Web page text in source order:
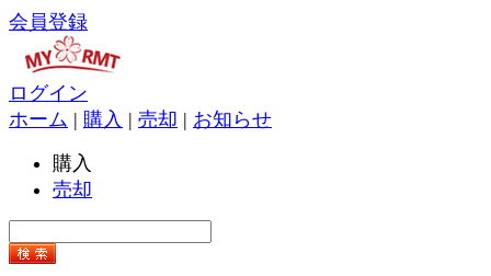
会員登録
ログイン
ホーム | 購入 | 売却 | お知らせ
購入
売却